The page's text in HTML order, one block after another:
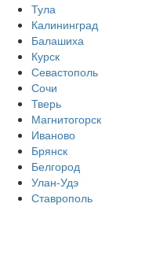
Тула
Калининград
Балашиха
Курск
Севастополь
Сочи
Тверь
Магнитогорск
Иваново
Брянск
Белгород
Улан-Удэ
Ставрополь